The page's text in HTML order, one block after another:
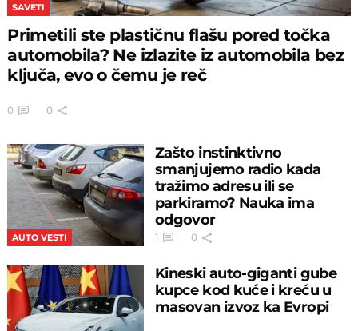
SAVETI
Primetili ste plastičnu flašu pored točka
automobila? Ne izlazite iz automobila bez
ključa, evo o čemu je reč
0 0
AUTO VESTI
Zašto instinktivno
smanjujemo radio kada
tražimo adresu ili se
parkiramo? Nauka ima
odgovor
1 0
Kineski auto-giganti gube
kupce kod kuće i kreću u
masovan izvoz ka Evropi